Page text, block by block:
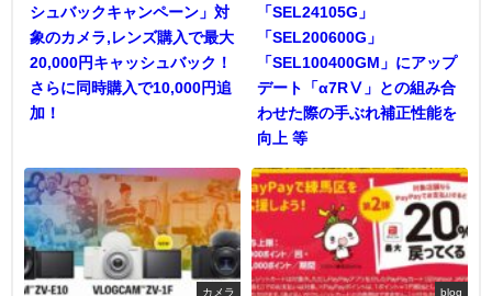
シュバックキャンペーン」対
象のカメラ,レンズ購入で最大
20,000円キャッシュバック！
さらに同時購入で10,000円追
加！
「SEL24105G」
「SEL200600G」
「SEL100400GM」にアップ
デート「α7RⅤ」との組み合
わせた際の手ぶれ補正性能を
向上 等
カメラ blog